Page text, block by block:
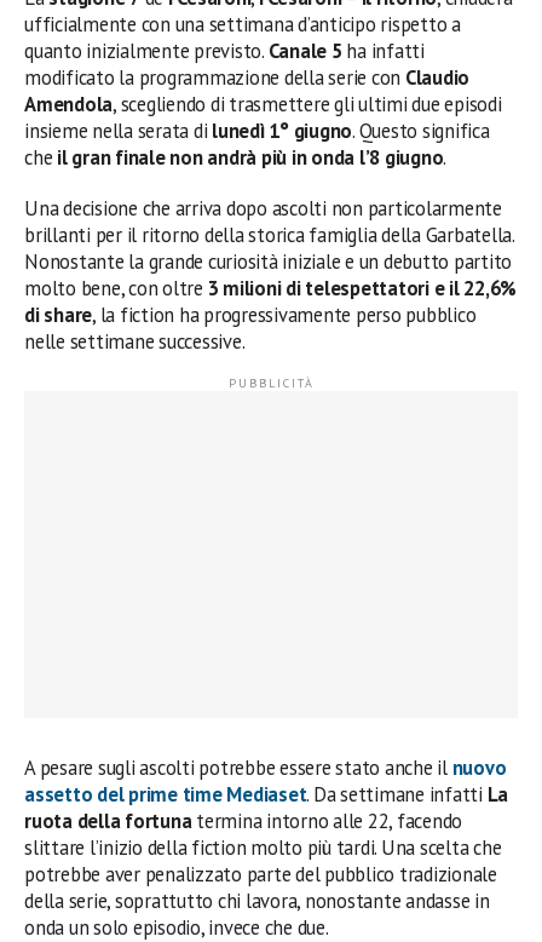
ufficialmente con una settimana d’anticipo rispetto a
quanto inizialmente previsto. Canale 5 ha infatti
modificato la programmazione della serie con Claudio
Amendola, scegliendo di trasmettere gli ultimi due episodi
insieme nella serata di lunedì 1° giugno. Questo significa
che il gran finale non andrà più in onda l’8 giugno.
Una decisione che arriva dopo ascolti non particolarmente
brillanti per il ritorno della storica famiglia della Garbatella.
Nonostante la grande curiosità iniziale e un debutto partito
molto bene, con oltre 3 milioni di telespettatori e il 22,6%
di share, la fiction ha progressivamente perso pubblico
nelle settimane successive.
A pesare sugli ascolti potrebbe essere stato anche il nuovo
assetto del prime time Mediaset. Da settimane infatti La
ruota della fortunatermina intorno alle 22, facendo
slittare l’inizio della fiction molto più tardi. Una scelta che
potrebbe aver penalizzato parte del pubblico tradizionale
della serie, soprattutto chi lavora, nonostante andasse in
onda un solo episodio, invece che due.